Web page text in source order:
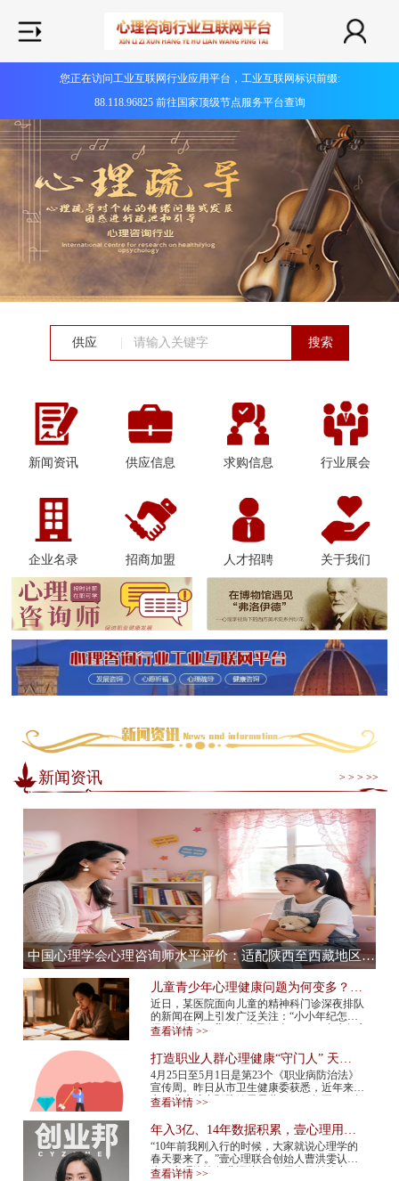
您正在访问工业互联网行业应用平台，工业互联网标识前缀:
88.118.96825 前往国家顶级节点服务平台查询
供应 搜索
新闻资讯 供应信息 求购信息 行业展会
企业名录 招商加盟 人才招聘 关于我们
新闻资讯 > > > >>
中国心理学会心理咨询师水平评价：适配陕西至西藏地区，心理咨询师水平评价全流程服务提供商
儿童青少年心理健康问题为何变多？应
该如何预防？
近日，某医院面向儿童的精神科门诊深夜排队
的新闻在网上引发广泛关注：“小小年纪怎么
得了抑郁症”“我们的孩子怎么了”……青少年心
查看详情 >>
打造职业人群心理健康“守门人” 天津
市职业人群心理咨询平台上线
4月25日至5月1日是第23个《职业病防治法》
宣传周。昨日从市卫生健康委获悉，近年来我
市职业病综合预防效果显著，2015年至2024年
2024年...
查看详情 >>
年入3亿、14年数据积累，壹心理用AI
打造心理服务行业“小怪兽”
“10年前我刚入行的时候，大家就说心理学的
春天要来了。”壹心理联合创始人曹洪雯认
为，心理咨询行业还处在“春天来临前的寒
查看详情 >>